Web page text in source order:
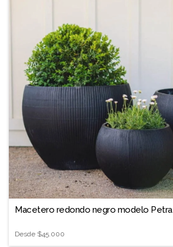
Macetero redondo negro modelo Petra
Desde $45.000